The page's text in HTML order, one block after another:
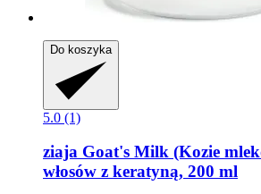
Do koszyka
5.0 (1)
ziaja Goat's Milk (Kozie
włosów z keratyną, 200 ml